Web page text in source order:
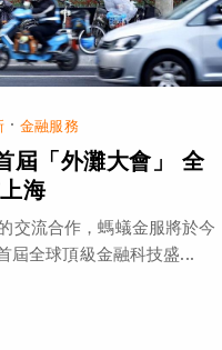
·金融服務
屆「外灘大會」 全
海
交流合作，螞蟻金服將於今
屆全球頂級金融科技盛...